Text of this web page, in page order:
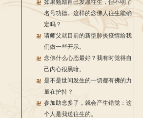
如果勉励自己发愿往生，但不明了
名号功德。这样的念佛人往生能确
定吗？
请师父就目前的新型肺炎疫情给我
们做一些开示。
念佛什么心态最好？我有时觉得自
己内心很黑暗。
是不是世间发生的一切都有佛的力
量在护持？
参加助念多了，就会产生错觉：这
个人是我送往生的。